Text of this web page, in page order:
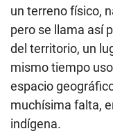
un terreno físico,
pero se llama así
del territorio, un
mismo tiempo
espacio
muchísima falta,
indígena.